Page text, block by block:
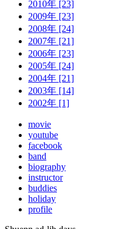
2010年 [23]
2009年 [23]
2008年 [24]
2007年 [21]
2006年 [23]
2005年 [24]
2004年 [21]
2003年 [14]
2002年 [1]
movie
youtube
facebook
band
biography
instructor
buddies
holiday
profile